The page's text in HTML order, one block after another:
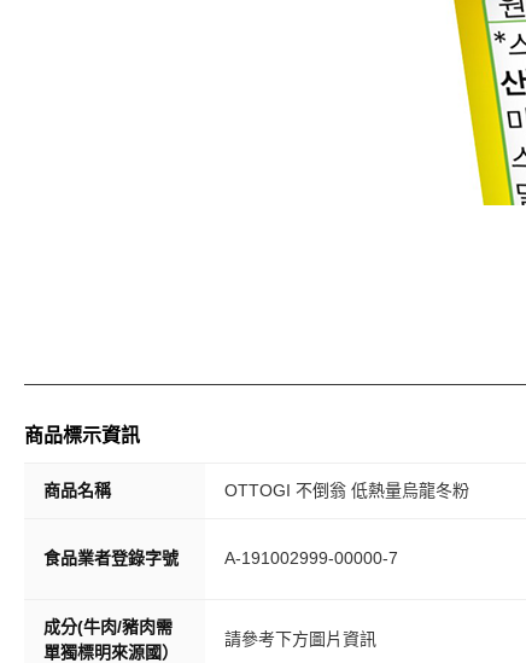
商品標示資訊
商品名稱 OTTOGI 不倒翁 低熱量烏龍冬粉
食品業者登錄字號 A-191002999-00000-7
成分(牛肉/豬肉需
單獨標明來源國）
請參考下方圖片資訊